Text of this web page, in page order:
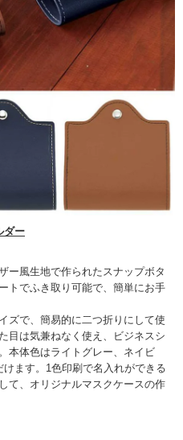
ダー
ー風生地で作られたスナップボタ
トでふき取り可能で、簡単にお手
ズで、簡易的に二つ折りにして使
目は気兼ねなく使え、ビジネスシ
本体色はライトグレー、ネイビ
ます。1色印刷で名入れができる
て、オリジナルマスクケースの作